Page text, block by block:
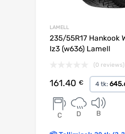
LAMELL
235/55R17 Hankook
Iz3 (w636) Lamell
(0 reviews)
161.40 € 4 tk:
C D B